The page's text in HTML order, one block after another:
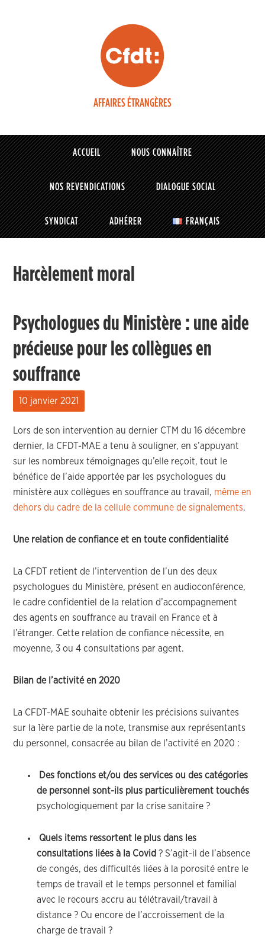
AFFAIRES ÉTRANGÈRES
ACCUEIL NOUS CONNAÎTRE
NOS REVENDICATIONS DIALOGUE SOCIAL
SYNDICAT ADHÉRER FRANÇAIS
Harcèlement moral
Psychologues du Ministère : une aide
précieuse pour les collègues en
souffrance
10 janvier 2021
Lors de son intervention au dernier CTM du 16 décembre
dernier, la CFDT-MAE a tenu à souligner, en s’appuyant
sur les nombreux témoignages qu’elle reçoit, tout le
bénéfice de l’aide apportée par les psychologues du
ministère aux collègues en souffrance au travail, même en
dehors du cadre de la cellule commune de signalements.
Une relation de confiance et en toute confidentialité
La CFDT retient de l’intervention de l’un des deux
psychologues du Ministère, présent en audioconférence,
le cadre confidentiel de la relation d’accompagnement
des agents en souffrance au travail en France et à
l’étranger. Cette relation de confiance nécessite, en
moyenne, 3 ou 4 consultations par agent.
Bilan de l’activité en 2020
La CFDT-MAE souhaite obtenir les précisions suivantes
sur la 1ère partie de la note, transmise aux représentants
du personnel, consacrée au bilan de l’activité en 2020 :
Des fonctions et/ou des services ou des catégories
de personnel sont-ils plus particulièrement touchés
psychologiquement par la crise sanitaire ?
Quels items ressortent le plus dans les
consultations liées à la Covid ? S’agit-il de l’absence
de congés, des difficultés liées à la porosité entre le
temps de travail et le temps personnel et familial
avec le recours accru au télétravail/travail à
distance ? Ou encore de l’accroissement de la
charge de travail ?